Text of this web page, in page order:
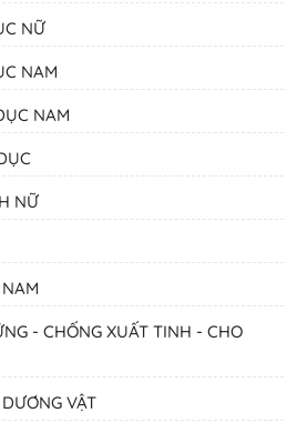
NỮ
NAM
NAM
NỮ
- CHỐNG XUẤT TINH - CHO
VẬT